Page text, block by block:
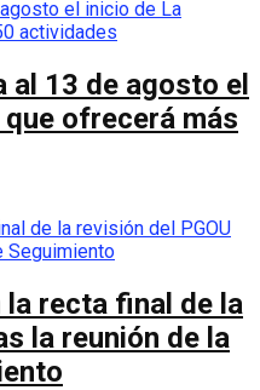
al 13 de agosto el
ofrecerá más
la recta final de la
la reunión de la